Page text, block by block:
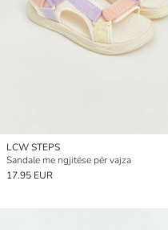
LCW STEPS
Sandale me ngjitëse për vajza
17.95 EUR